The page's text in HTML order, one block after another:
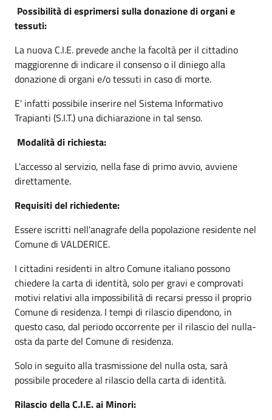
Possibilità di esprimersi sulla donazione di organi e
tessuti:
La nuova C.I.E. prevede anche la facoltà per il cittadino
maggiorenne di indicare il consenso o il diniego alla
donazione di organi e/o tessuti in caso di morte.
E' infatti possibile inserire nel Sistema Informativo
Trapianti (S.I.T.) una dichiarazione in tal senso.
Modalità di richiesta:
L'accesso al servizio, nella fase di primo avvio, avviene
direttamente.
Requisiti del richiedente:
Essere iscritti nell'anagrafe della popolazione residente nel
Comune di VALDERICE.
I cittadini residenti in altro Comune italiano possono
chiedere la carta di identità, solo per gravi e comprovati
motivi relativi alla impossibilità di recarsi presso il proprio
Comune di residenza. I tempi di rilascio dipendono, in
questo caso, dal periodo occorrente per il rilascio del nulla-
osta da parte del Comune di residenza.
Solo in seguito alla trasmissione del nulla osta, sarà
possibile procedere al rilascio della carta di identità.
Rilascio della C.I.E. ai Minori: